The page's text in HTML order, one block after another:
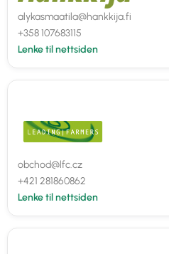
alykasmaatila@hankkija.fi
+358 107683115
Lenke til nettsiden
obchod@lfc.cz
+421 281860862
Lenke til nettsiden